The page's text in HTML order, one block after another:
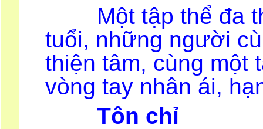
Một tập thể đa
tuổi, những người
thiện tâm, cùng một
vòng tay nhân ái,
Tôn chỉ